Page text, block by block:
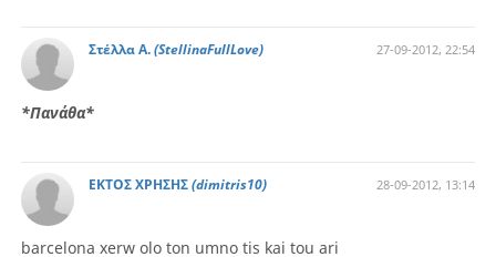
Στέλλα Α.(StellinaFullLove) 27-09-2012, 22:54
*Πανάθα*
ΕΚΤΟΣ ΧΡΗΣΗΣ(dimitris10) 28-09-2012, 13:14
barcelona xerw olo ton umno tis kai tou ari